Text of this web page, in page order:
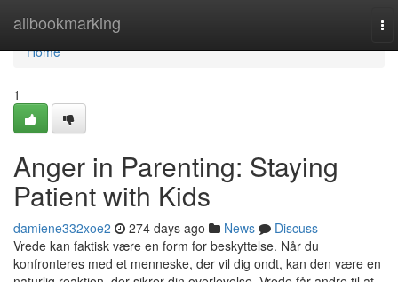
allbookmarking
Home
Home
1
Anger in Parenting: Staying
Patient with Kids
damiene332xoe2 274 days ago News
Discuss
Vrede kan faktisk være en form for beskyttelse. Når du
konfronteres med et menneske, der vil dig ondt, kan den være en